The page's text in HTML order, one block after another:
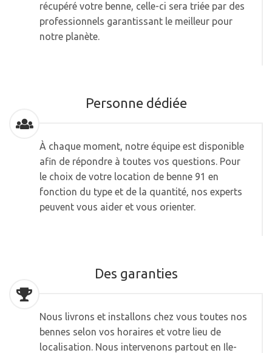
récupéré votre benne, celle-ci sera triée par des
professionnels garantissant le meilleur pour
notre planète.
Personne dédiée
À chaque moment, notre équipe est disponible
afin de répondre à toutes vos questions. Pour
le choix de votre location de benne 91 en
fonction du type et de la quantité, nos experts
peuvent vous aider et vous orienter.
Des garanties
Nous livrons et installons chez vous toutes nos
bennes selon vos horaires et votre lieu de
localisation. Nous intervenons partout en Ile-